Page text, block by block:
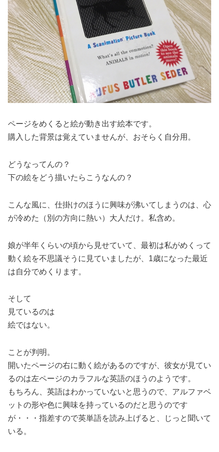
ページをめくると絵が動き出す絵本です。
購入した背景は覚えていませんが、おそらく自分用。
どうなってんの？
下の絵をどう描いたらこうなんの？
こんな風に、仕掛けのほうに興味が沸いてしまうのは、心
が冷めた（別の方向に熱い）大人だけ。私含め。
娘が半年くらいの頃から見せていて、最初は私がめくって
動く絵を不思議そうに見ていましたが、1歳になった最近
は自分でめくります。
そして
見ているのは
絵ではない。
ことが判明。
開いたページの右に動く絵があるのですが、彼女が見てい
るのは左ページのカラフルな英語のほうのようです。
もちろん、英語はわかっていないと思うので、アルファベ
ットの形や色に興味を持っているのだと思うのです
が・・・指差すので英単語を読み上げると、じっと聞いて
いる。